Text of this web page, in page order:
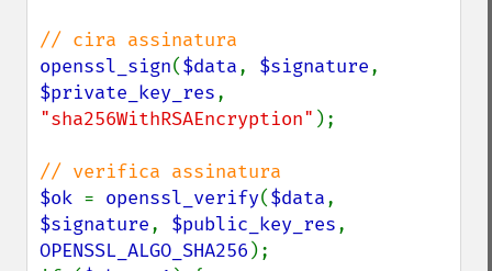
openssl_sign($data, $signature
$private_key_res
"sha256WithRSAEncryption" );
$ok = openssl_verify($data
$signature, $public_key_res
OPENSSL_ALGO_SHA256 );